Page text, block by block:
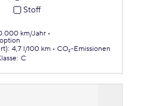
Stoff
km/Jahr
: 4,7 l/100 km
CO₂-Emissionen
: C